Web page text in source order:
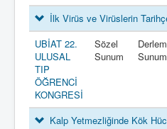
İlk Virüs ve Virüslerin
UBİAT 22.
ULUSAL
TIP
ÖĞRENCİ
KONGRESİ
Sözel
Sunum
Sunum
Kalp Yetmezliğinde Kök